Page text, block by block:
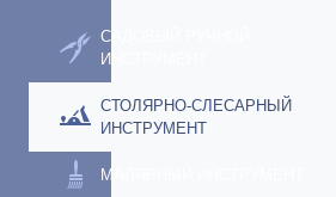
САДОВЫЙ РУЧНОЙ
ИНСТРУМЕНТ
СТОЛЯРНО-СЛЕСАРНЫЙ
ИНСТРУМЕНТ
МАЛЯРНЫЙ ИНСТРУМЕНТ